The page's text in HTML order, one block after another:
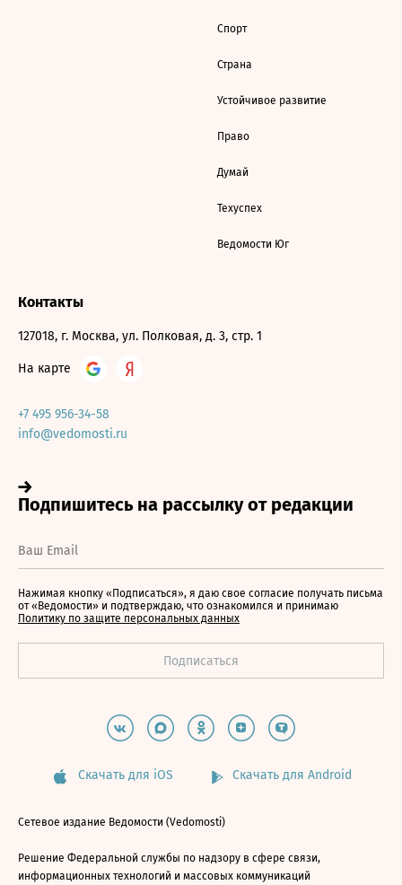
Спорт
Страна
Устойчивое развитие
Право
Думай
Техуспех
Ведомости Юг
Контакты
127018, г. Москва, ул. Полковая, д. 3, стр. 1
На карте
+7 495 956-34-58
info@vedomosti.ru
Нажимая кнопку «Подписаться», я даю свое согласие получать письма
от «Ведомости» и подтверждаю, что ознакомился и принимаю
Политику по защите персональных данных
Скачать для iOS Скачать для Android
Сетевое издание Ведомости (Vedomosti)
Решение Федеральной службы по надзору в сфере связи,
информационных технологий и массовых коммуникаций